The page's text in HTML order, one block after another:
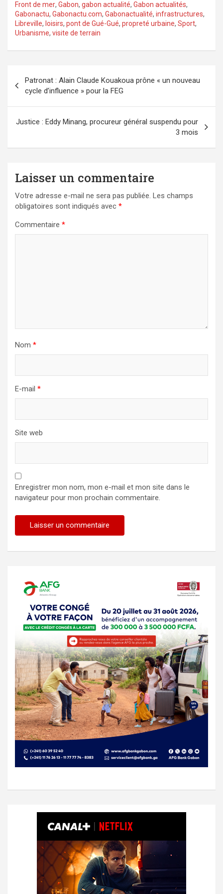
Front de mer, Gabon, gabon actualité, Gabon actualités,
Gabonactu, Gabonactu.com, Gabonactualité, infrastructures,
Libreville, loisirs, pont de Gué-Gué, propreté urbaine, Sport,
Urbanisme, visite de terrain
de
l’article
Patronat : Alain Claude Kouakoua prône « un nouveau
cycle d’influence » pour la FEG
Justice : Eddy Minang, procureur général suspendu pour
3 mois
Laisser un commentaire
Votre adresse e-mail ne sera pas publiée. Les champs
obligatoires sont indiqués avec *
Commentaire *
Nom *
E-mail *
Site web
Enregistrer mon nom, mon e-mail et mon site dans le
navigateur pour mon prochain commentaire.